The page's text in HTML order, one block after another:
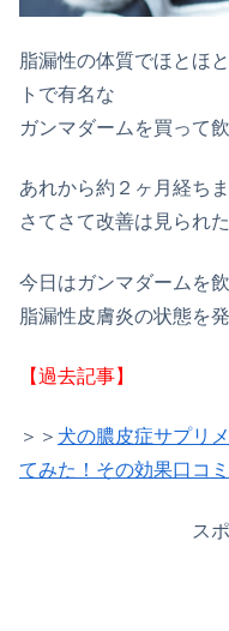
脂漏性の体質でほとほ
トで有名な
ガンマダームを買って
あれから約２ヶ月経ちま
さてさて改善は見られ
今日はガンマダームを
脂漏性皮膚炎の状態を
【過去記事】
＞＞ 犬の膿皮症サプリ
てみた！その効果口コ
ス